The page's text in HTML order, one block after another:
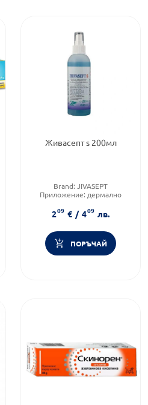
Живасепт s 200мл
Brand: JIVASEPT
Приложение: дермално
209 € / 409 лв.
ПОРЪЧАЙ